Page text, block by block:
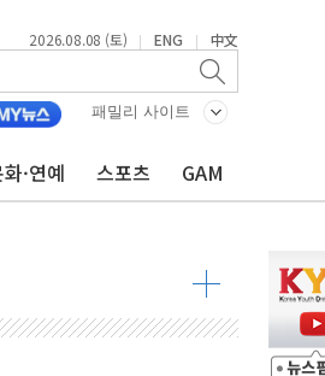
2026.08.08 (토) | ENG | 中文
패밀리 사이트
·연예 스포츠 GAM
수는 나흘 연속 최고치
강화